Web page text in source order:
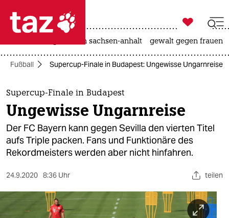
 taz zahl ich
taz zahl ich
themen
politik
öko
sport

taz zahl ich
landtagswahl in sachsen-anhalt gewalt gegen frauen
Fußball Supercup-Finale in Budapest: Ungewisse Ungarnreise
Supercup-Finale in Budapest
Ungewisse Ungarnreise
Der FC Bayern kann gegen Sevilla den vierten Titel
aufs Triple packen. Fans und Funktionäre des
Rekordmeisters werden aber nicht hinfahren.
24.9.2020 8:36 Uhr teilen